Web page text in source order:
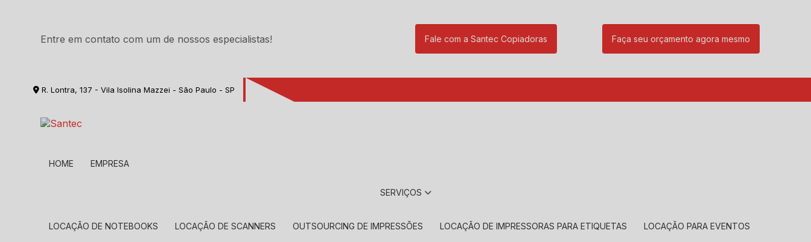
Entre em contato com um de nossos especialistas! Fale com a Santec Copiadoras Faça seu orçamento agora mesmo
R. Lontra, 137 - Vila Isolina Mazzei - São Paulo - SP
HOME EMPRESA
SERVIÇOS
LOCAÇÃO DE NOTEBOOKS LOCAÇÃO DE SCANNERS OUTSOURCING DE IMPRESSÕES LOCAÇÃO DE IMPRESSORAS PARA ETIQUETAS LOCAÇÃO PARA EVENTOS